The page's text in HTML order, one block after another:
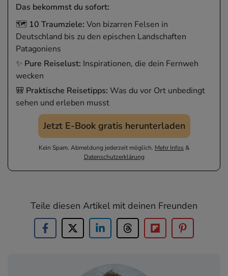
Das bekommst du sofort:
🗺️ 10 Traumziele: Von bizarren Felsen in
Deutschland bis zu den epischen Landschaften
Patagoniens
✨ Pure Reiselust: Inspirationen, die dein Fernweh
wecken
🎒 Praktische Reisetipps: Was du vor Ort unbedingt
sehen und erleben musst
Jetzt E-Book gratis herunterladen
Kein Spam. Abmeldung jederzeit möglich. Mehr Infos &
Datenschutzerklärung
Teile diesen Artikel mit deinen Freunden